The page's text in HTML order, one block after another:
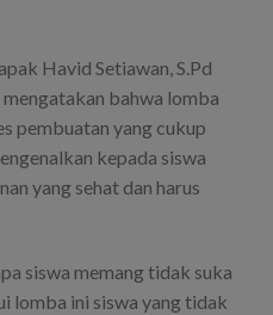
Havid Setiawan, S.Pd
bahwa lomba
pembuatan yang cukup
kepada siswa
yang sehat dan harus
siswa memang tidak suka
lomba ini siswa yang tidak